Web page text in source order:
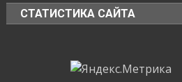
СТАТИСТИКА САЙТА